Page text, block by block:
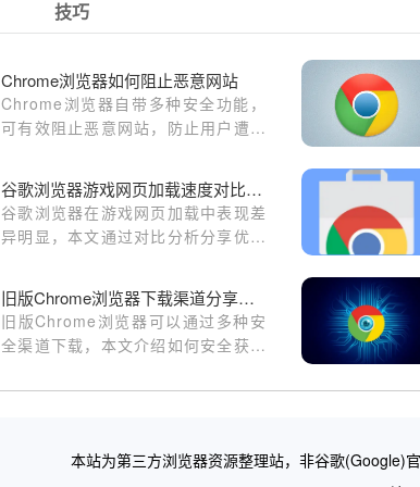
技巧
Chrome浏览器如何阻止恶意网站
Chrome浏览器自带多种安全功能，
可有效阻止恶意网站，防止用户遭受
览器官网提供的安全设置、扩展程序
及DNS保护等方式，提升上网安全
性。
谷歌浏览器游戏网页加载速度对比分析
谷歌浏览器在游戏网页加载中表现差
异明显，本文通过对比分析分享优化
旧版Chrome浏览器下载渠道分享教程
旧版Chrome浏览器可以通过多种安
全渠道下载，本文介绍如何安全获取
使用场景。
本站为第三方浏览器资源整理站，非谷歌(Google)